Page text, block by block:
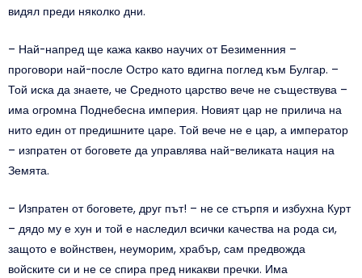
видял преди няколко дни.
– Най-напред ще кажа какво научих от Безименния –
проговори най-после Остро като вдигна поглед към Булгар. –
Той иска да знаете, че Средното царство вече не съществува –
има огромна Поднебесна империя. Новият цар не прилича на
нито един от предишните царе. Той вече не е цар, а император
– изпратен от боговете да управлява най-великата нация на
Земята.
– Изпратен от боговете, друг път! – не се стърпя и избухна Курт
– дядо му е хун и той е наследил всички качества на рода си,
защото е войнствен, неуморим, храбър, сам предвожда
войските си и не се спира пред никакви пречки. Има